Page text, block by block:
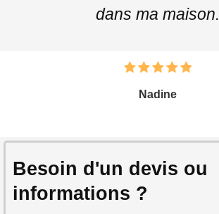
dans ma maison.
Nadine
Besoin d'un devis ou
informations ?